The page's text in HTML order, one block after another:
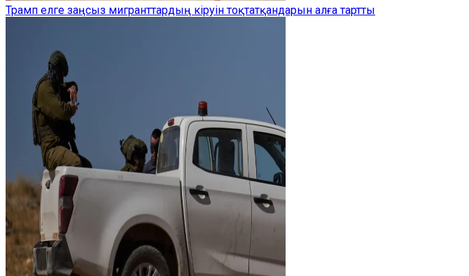
Трамп елге заңсыз мигранттардың кіруін тоқтатқандарын алға тартты